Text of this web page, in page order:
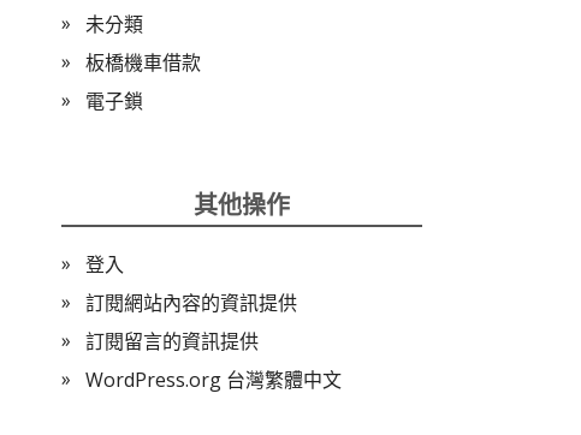
未分類
板橋機車借款
電子鎖
其他操作
登入
訂閱網站內容的資訊提供
訂閱留言的資訊提供
WordPress.org 台灣繁體中文